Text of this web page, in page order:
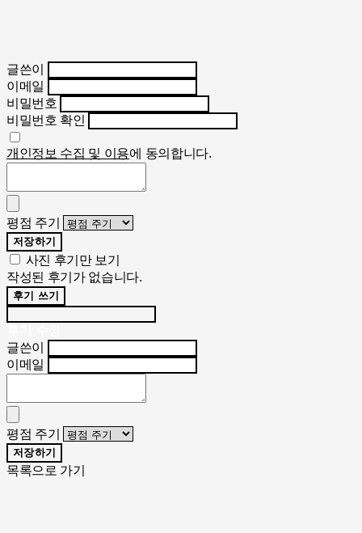
글쓴이
이메일
비밀번호
비밀번호 확인
개인정보 수집 및 이용에 동의합니다.
평점 주기
저장하기
사진 후기만 보기
작성된 후기가 없습니다.
후기 쓰기
글쓴이
이메일
평점 주기
저장하기
목록으로 가기